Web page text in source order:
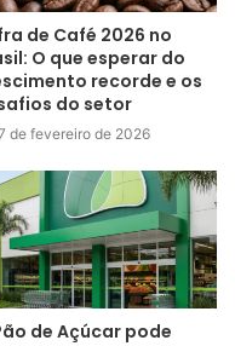
de Café 2026 no
O que esperar do
recorde e os
do setor
de fevereiro de 2026
de Açúcar pode